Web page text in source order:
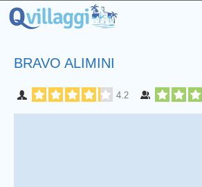
BRAVO ALIMINI
4.2